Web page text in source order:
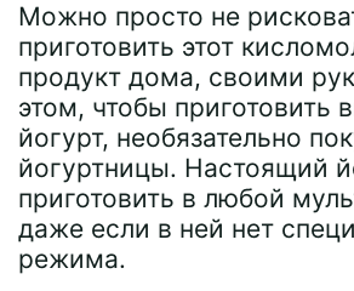
Можно просто не
приготовить этот
продукт дома, своими
этом, чтобы приготовить
йогурт, необязательно
йогуртницы. Настоящий
приготовить в любой
даже если в ней нет
режима.